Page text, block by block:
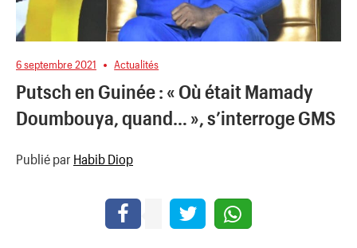
6 septembre 2021 Actualités
Putsch en Guinée : « Où était Mamady
Doumbouya, quand… », s’interroge GMS
Publié par Habib Diop